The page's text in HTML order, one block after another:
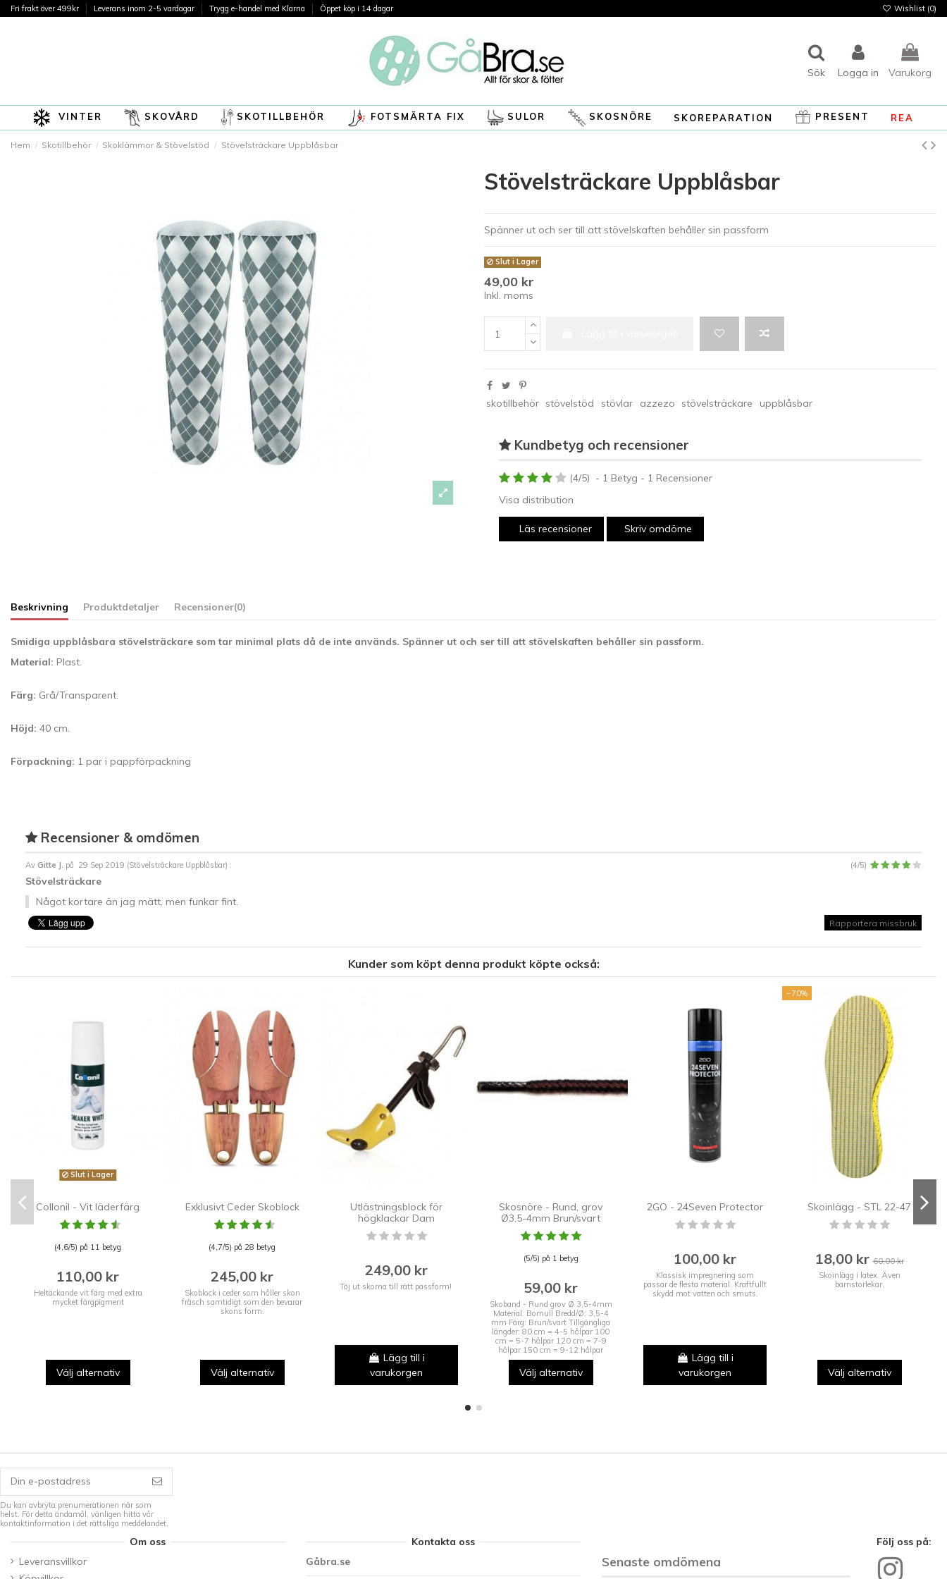
Fri frakt över 499kr Leverans inom 2-5 vardagar Trygg e-handel med Klarna Öppet köp i 14 dagar Wishlist (0)
Sök Logga in Varukorg
VINTER SKOVÅRD SKOTILLBEHÖR FOTSMÄRTA FIX SULOR SKOSNÖRE SKOREPARATION PRESENT REA
Hem Skotillbehör Skoklämmor & Stövelstöd Stövelsträckare Uppblåsbar
Stövelsträckare Uppblåsbar
Spänner ut och ser till att stövelskaften behåller sin passform
Slut i Lager
49,00 kr
Inkl. moms
skotillbehör stövelstöd stövlar azzezo stövelsträckare uppblåsbar
Kundbetyg och recensioner
(4/5) - 1 Betyg - 1 Recensioner
Visa distribution
Läs recensioner Skriv omdöme
Beskrivning Produktdetaljer Recensioner(0)
Smidiga uppblåsbara stövelsträckare som tar minimal plats då de inte används. Spänner ut och ser till att stövelskaften behåller sin passform.
Material: Plast.
Färg: Grå/Transparent.
Höjd: 40 cm.
Förpackning: 1 par i pappförpackning
Recensioner & omdömen
Av Gitte J. på 29 Sep 2019 (Stövelsträckare Uppblåsbar) : (4/5)
Stövelsträckare
Något kortare än jag mätt, men funkar fint.
Rapportera missbruk
Kunder som köpt denna produkt köpte också:
Slut i Lager
Collonil - Vit läderfärg
(4,6/5) på 11 betyg
110,00 kr
Heltäckande vit färg med extra
mycket färgpigment
Välj alternativ
Exklusivt Ceder Skoblock
(4,7/5) på 28 betyg
245,00 kr
Skoblock i ceder som håller skon
fräsch samtidigt som den bevarar
skons form.
Välj alternativ
Utlästningsblock för
högklackar Dam
249,00 kr
Töj ut skorna till rätt passform!
Lägg till i
varukorgen
Skosnöre - Rund, grov
Ø3,5-4mm Brun/svart
(5/5) på 1 betyg
59,00 kr
Skoband - Rund grov Ø 3,5-4mm
Material: Bomull Bredd/Ø: 3,5-4
mm Färg: Brun/svart Tillgängliga
längder: 80 cm = 4-5 hålpar 100
cm = 5-7 hålpar 120 cm = 7-9
hålpar 150 cm = 9-12 hålpar
Välj alternativ
2GO - 24Seven Protector
100,00 kr
Klassisk impregnering som
passar de flesta material. Kraftfullt
skydd mot vatten och smuts.
Lägg till i
varukorgen
−70%
Skoinlägg - STL 22-47
18,00 kr60,00 kr
Skoinlägg i latex. Även
barnstorlekar.
Välj alternativ
Du kan avbryta prenumerationen när som
helst. För detta ändamål, vänligen hitta vår
kontaktinformation i det rättsliga meddelandet.
Om oss
Leveransvillkor
Kontakta oss
Gåbra.se
Senaste omdömena
Följ oss på: